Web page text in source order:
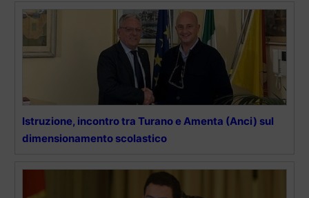
Istruzione, incontro tra Turano e Amenta (Anci) sul
dimensionamento scolastico